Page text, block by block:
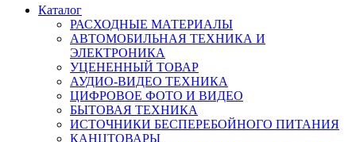
Каталог
РАСХОДНЫЕ МАТЕРИАЛЫ
АВТОМОБИЛЬНАЯ ТЕХНИКА И
ЭЛЕКТРОНИКА
УЦЕНЕННЫЙ ТОВАР
АУДИО-ВИДЕО ТЕХНИКА
ЦИФРОВОЕ ФОТО И ВИДЕО
БЫТОВАЯ ТЕХНИКА
ИСТОЧНИКИ БЕСПЕРЕБОЙНОГО ПИТАНИЯ
КАНЦТОВАРЫ